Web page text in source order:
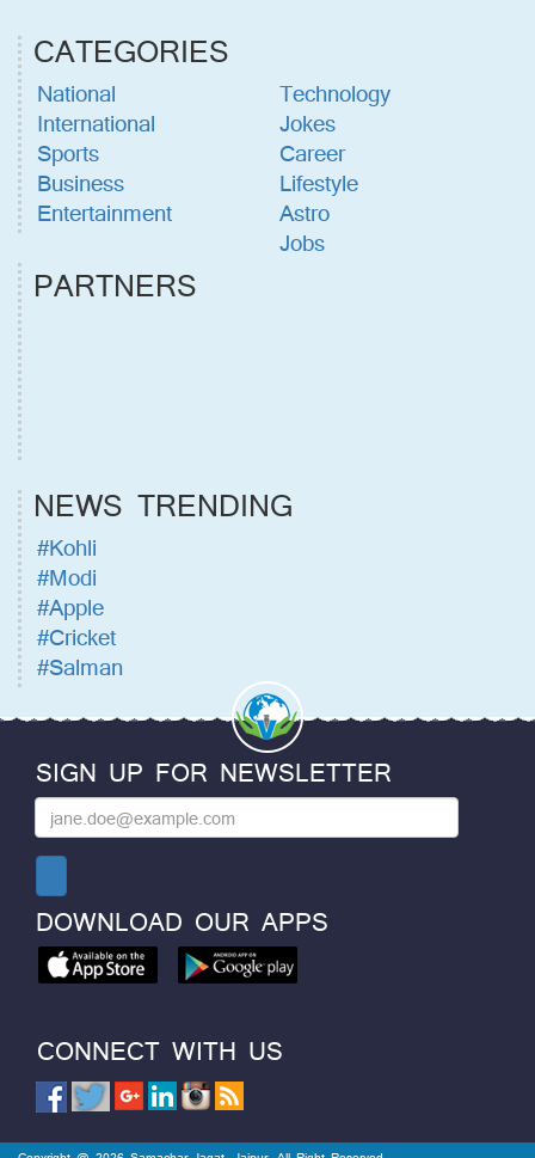
CATEGORIES
National
International
Sports
Business
Entertainment
Technology
Jokes
Career
Lifestyle
Astro
Jobs
PARTNERS
NEWS TRENDING
#Kohli
#Modi
#Apple
#Cricket
#Salman
SIGN UP FOR NEWSLETTER
DOWNLOAD OUR APPS
CONNECT WITH US